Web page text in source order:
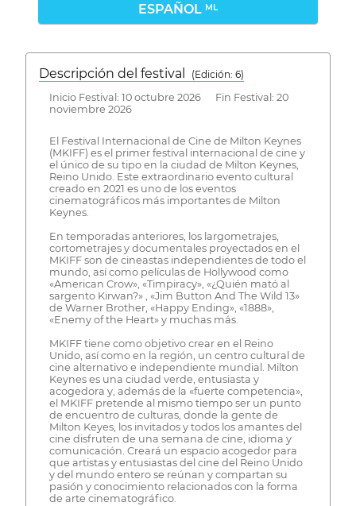
ESPAÑOL ML
Descripción del festival
( Edición: 6)
Inicio Festival: 10 octubre 2026 Fin Festival: 20
noviembre 2026
El Festival Internacional de Cine de Milton Keynes
(MKIFF) es el primer festival internacional de cine y
el único de su tipo en la ciudad de Milton Keynes,
Reino Unido. Este extraordinario evento cultural
creado en 2021 es uno de los eventos
cinematográficos más importantes de Milton
Keynes.
En temporadas anteriores, los largometrajes,
cortometrajes y documentales proyectados en el
MKIFF son de cineastas independientes de todo el
mundo, así como películas de Hollywood como
«American Crow», «Timpiracy», «¿Quién mató al
sargento Kirwan?» , «Jim Button And The Wild 13»
de Warner Brother, «Happy Ending», «1888»,
«Enemy of the Heart» y muchas más.
MKIFF tiene como objetivo crear en el Reino
Unido, así como en la región, un centro cultural de
cine alternativo e independiente mundial. Milton
Keynes es una ciudad verde, entusiasta y
acogedora y, además de la «fuerte competencia»,
el MKIFF pretende al mismo tiempo ser un punto
de encuentro de culturas, donde la gente de
Milton Keyes, los invitados y todos los amantes del
cine disfruten de una semana de cine, idioma y
comunicación. Creará un espacio acogedor para
que artistas y entusiastas del cine del Reino Unido
y del mundo entero se reúnan y compartan su
pasión y conocimiento relacionados con la forma
de arte cinematográfico.